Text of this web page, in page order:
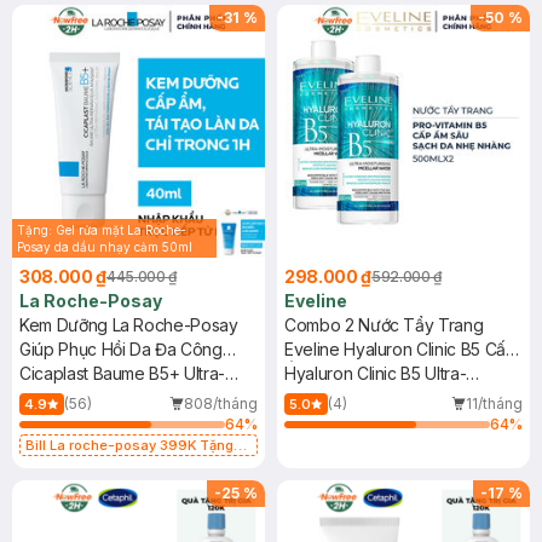
-31 %
Tặng: Gel rửa mặt La Roche-
Posay da dầu nhạy cảm 50ml
308.000 ₫445.000 ₫
La Roche-Posay
Kem Dưỡng La Roche-Posay
Giúp Phục Hồi Da Đa Công
Dụng 40ml
Cicaplast Baume B5+ Ultra-
Repairing Soothing Balm
4.9 (56)
808/tháng
64%
Bill La roche-posay 399K Tặng
(SL có hạn)
-50 %
298.000 ₫592.000 ₫
Eveline
Combo 2 Nước Tẩy Trang
Eveline Hyaluron Clinic B5 Cấp
Ẩm 500ml
Hyaluron Clinic B5 Ultra-
Moisturising Micellar Water
5.0 (4)
11/tháng
64%
-25 % -17 %